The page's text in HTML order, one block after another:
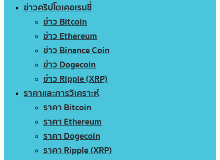
ข่าวคริปโตเคอเรนซี่
ข่าว Bitcoin
ข่าว Ethereum
ข่าว Binance Coin
ข่าว Dogecoin
ข่าว Ripple (XRP)
ราคาและการวิเคราะห์
ราคา Bitcoin
ราคา Ethereum
ราคา Dogecoin
ราคา Ripple (XRP)